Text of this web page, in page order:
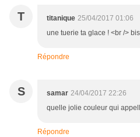
T titanique 25/04/2017 01:06
une tuerie ta glace ! <br />
Répondre
S samar 24/04/2017 22:26
quelle jolie couleur qui
Répondre